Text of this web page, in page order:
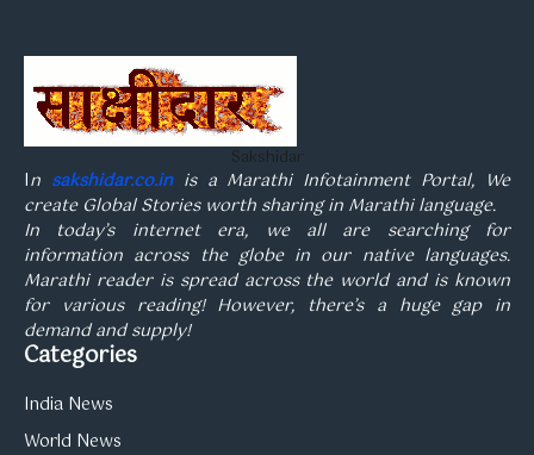
Sakshidar
In sakshidar.co.inis a Marathi Infotainment Portal, We
create Global Stories worth sharing in Marathi language.
In today’s internet era, we all are searching for
information across the globe in our native languages.
Marathi reader is spread across the world and is known
for various reading! However, there’s a huge gap in
demand and supply!
Categories
India News
World News